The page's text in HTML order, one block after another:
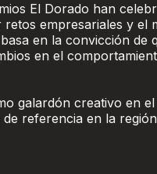
El Dorado han
empresariales y el
en la convicción de
en el
galardón creativo en
referencia en la